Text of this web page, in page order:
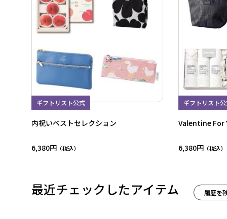
ギフトリスト公式
内祝いベストセレクション
6,380円
ギフトリスト
Valentine For
6,380円
最近チェックしたアイテム 履歴を